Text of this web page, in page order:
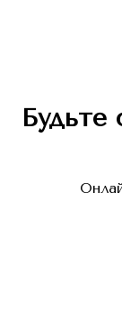
Будьте